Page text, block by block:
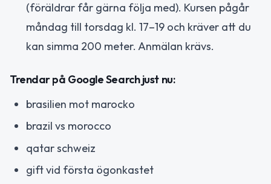
(föräldrar får gärna följa med). Kursen pågår
måndag till torsdag kl. 17–19 och kräver att du
kan simma 200 meter. Anmälan krävs.
Trendar på Google Search just nu:
brasilien mot marocko
brazil vs morocco
qatar schweiz
gift vid första ögonkastet